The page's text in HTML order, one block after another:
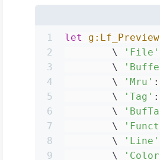
1
2
3
4
5
6
7
8
9
let
        \
'File'
        \
        \
'Mru' :
        \
'Tag' :
        \
        \
        \
'Line'
        \